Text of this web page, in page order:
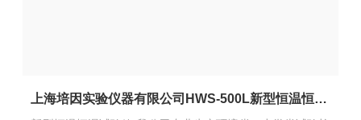
上海培因实验仪器有限公司HWS-500L新型恒温恒湿试验箱